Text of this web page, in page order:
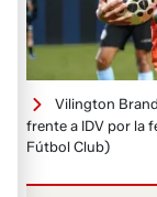
Vilington
frente a IDV por la
Fútbol Club)